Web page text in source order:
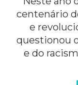
centenário
e
questionou
e do